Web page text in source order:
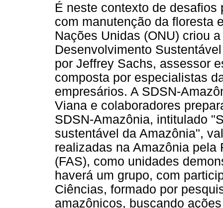
É neste contexto de
com manutenção da floresta
Nações Unidas (ONU) criou
Desenvolvimento
por Jeffrey Sachs, assessor
composta por especialistas
empresários. A SDSN-
Viana e colaboradores
SDSN-Amazônia, intitulado
sustentável da Amazônia",
realizadas na Amazônia pela
(FAS), como unidades
haverá um grupo, com
Ciências, formado por
amazônicos, buscando